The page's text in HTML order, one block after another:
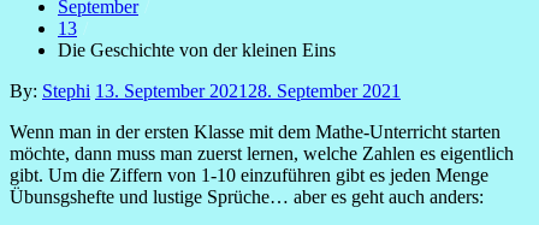
September
13
Die Geschichte von der kleinen Eins
By: Stephi Posted
13. September 2021 28. September 2021
Wenn man in der ersten Klasse mit dem Mathe-Unterricht starten
möchte, dann muss man zuerst lernen, welche Zahlen es eigentlich
gibt. Um die Ziffern von 1-10 einzuführen gibt es jeden Menge
Übunsgshefte und lustige Sprüche… aber es geht auch anders: